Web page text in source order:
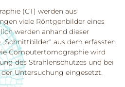
(CT) werden aus
viele Röntgenbilder eines
werden anhand dieser
aus dem erfassten
Computertomographie wird
des Strahlenschutzes und bei
Untersuchung eingesetzt.